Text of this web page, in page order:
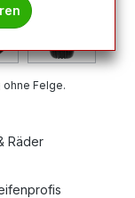
Felge.
Räder